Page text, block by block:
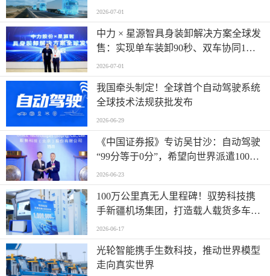
2026-07-01
中力 × 星源智具身装卸解决方案全球发
售：实现单车装卸90秒、双车协同1分
钟
2026-07-01
我国牵头制定！全球首个自动驾驶系统
全球技术法规获批发布
2026-06-29
《中国证券报》专访吴甘沙：自动驾驶
“99分等于0分”，希望向世界派遣100万
名AI司机
2026-06-23
100万公里真无人里程碑！驭势科技携
手新疆机场集团，打造载人载货多车型
全场景运营标杆
2026-06-17
光轮智能携手生数科技，推动世界模型
走向真实世界